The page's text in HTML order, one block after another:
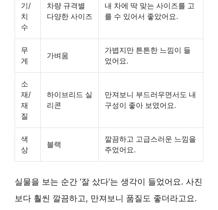
기/
치
수
차량 규격별
다양한 사이즈
내 차에 딱 맞는 사이즈를 고
를 수 있어서 좋았어요.
무
게
가벼움
가볍지만 튼튼한 느낌이 들
었어요.
소
재/
재
질
하이브리드 실
리콘
만져보니 부드러우면서도 내
구성이 좋아 보였어요.
색
상
블랙
깔끔하고 고급스러운 느낌을
주었어요.
실물을 보는 순간 ‘잘 샀다’는 생각이 들었어요. 사진
보다 훨씬 깔끔하고, 만져보니 품질도 좋더라고요.